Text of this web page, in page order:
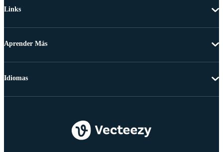
Links
Aprender Más
Idiomas